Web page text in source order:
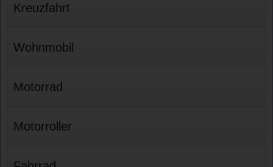
Kreuzfahrt
Wohnmobil
Motorrad
Motorroller